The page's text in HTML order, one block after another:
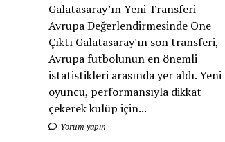
Galatasaray’ın Yeni Transferi
Avrupa Değerlendirmesinde Öne
Çıktı Galatasaray'ın son transferi,
Avrupa futbolunun en önemli
istatistikleri arasında yer aldı. Yeni
oyuncu, performansıyla dikkat
çekerek kulüp için...
Yorum yapın